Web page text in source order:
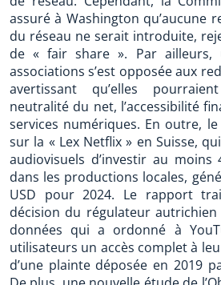
assuré à Washington qu’aucune
du réseau ne serait introduite,
de « fair share ». Par ailleurs,
associations s’est opposée aux
avertissant qu’elles
neutralité du net, l’accessibilité
services numériques. En outre,
sur la « Lex Netflix » en Suisse,
audiovisuels d’investir au moins
dans les productions locales,
USD pour 2024. Le rapport
décision du régulateur
données qui a ordonné à
utilisateurs un accès complet à
d’une plainte déposée en 2019